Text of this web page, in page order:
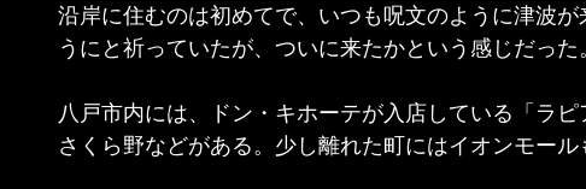
沿岸に住むのは初めてで、いつも呪文のように津波
うにと祈っていたが、ついに来たかという感じだった
八戸市内には、ドン・キホーテが入店している「ラピ
さくら野などがある。少し離れた町にはイオンモール